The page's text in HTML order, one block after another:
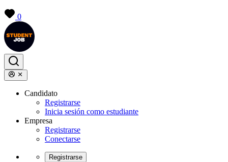
0
Candidato
Registrarse
Inicia sesión como estudiante
Empresa
Registrarse
Conectarse
Registrarse